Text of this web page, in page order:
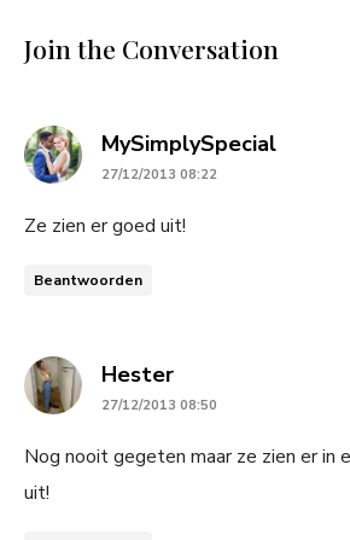
Join the Conversation
MySimplySpecialsays:
27/12/2013 08:22
Ze zien er goed uit!
Beantwoorden
Hestersays:
27/12/2013 08:50
Nog nooit gegeten maar ze zien er in
uit!